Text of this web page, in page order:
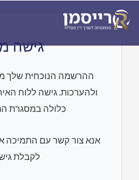
גישה
ההרשמה הנוכחית שלך
כלולה במסגרת
אנא צור קשר עם התמיכה או
לקבלת גישה